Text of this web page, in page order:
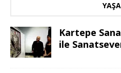
Kartepe
ile